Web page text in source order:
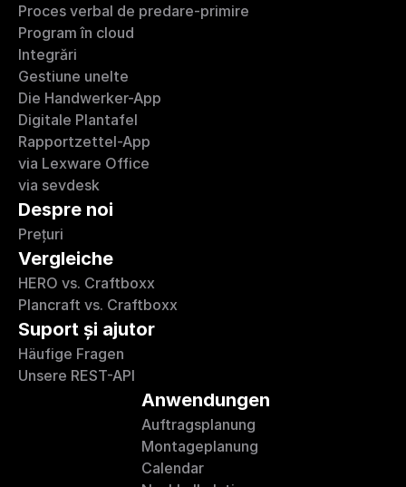
Proces verbal de predare-primire
Program în cloud
Integrări
Gestiune unelte
Die Handwerker-App
Digitale Plantafel
Rapportzettel-App
via Lexware Office
via sevdesk
Despre noi
Prețuri
Vergleiche
HERO vs. Craftboxx
Plancraft vs. Craftboxx
Suport și ajutor
Häufige Fragen
Unsere REST-API
Anwendungen
Auftragsplanung
Montageplanung
Calendar